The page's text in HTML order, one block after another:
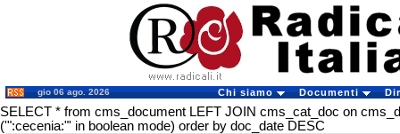
gio 06 ago. 2026 Chi siamo Documenti
SELECT * from cms_document LEFT JOIN cms_cat_doc on
('":cecenia:"' in boolean mode) order by doc_date DESC